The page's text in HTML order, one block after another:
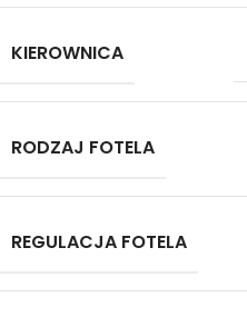
KIEROWNICA
RODZAJ FOTELA
REGULACJA FOTELA